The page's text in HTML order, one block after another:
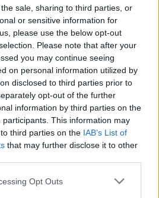
sale, sharing to third parties, or
or sensitive information for
please use the below opt-out
Please note that after your
you may continue seeing
on personal information utilized by
disclosed to third parties prior to
opt-out of the further
information by third parties on the
participants. This information may
third parties on the IAB’s List of
that may further disclose it to other
app uses one or more Google
Opt Outs
in tempo reale?
nel canale telegram di
le nostre ultime news
News